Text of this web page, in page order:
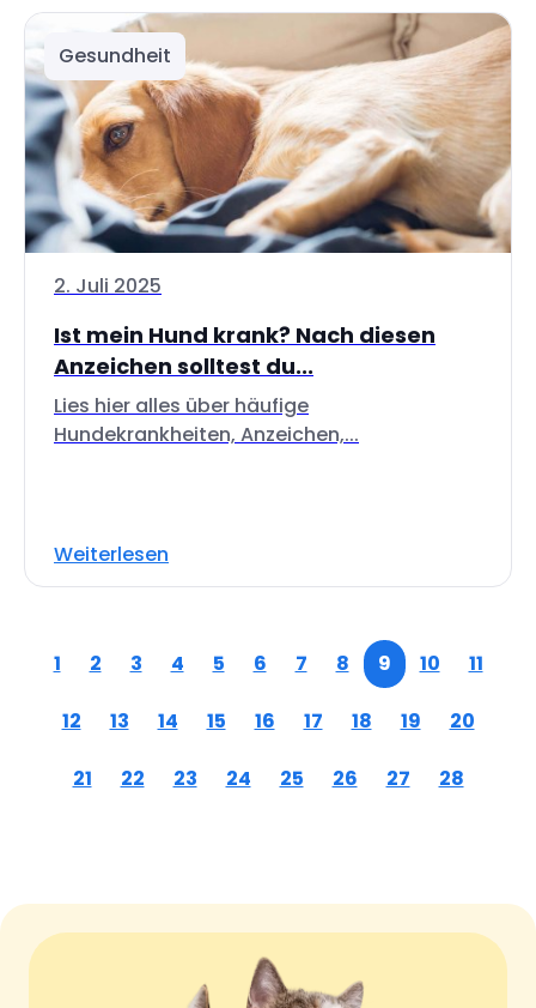
Gesundheit
2. Juli 2025
Ist mein Hund krank? Nach diesen
Anzeichen solltest du...
Lies hier alles über häufige
Hundekrankheiten, Anzeichen,...
Weiterlesen
1 2 3 4 5 6 7 8 9 10 11
12 13 14 15 16 17 18 19 20
21 22 23 24 25 26 27 28